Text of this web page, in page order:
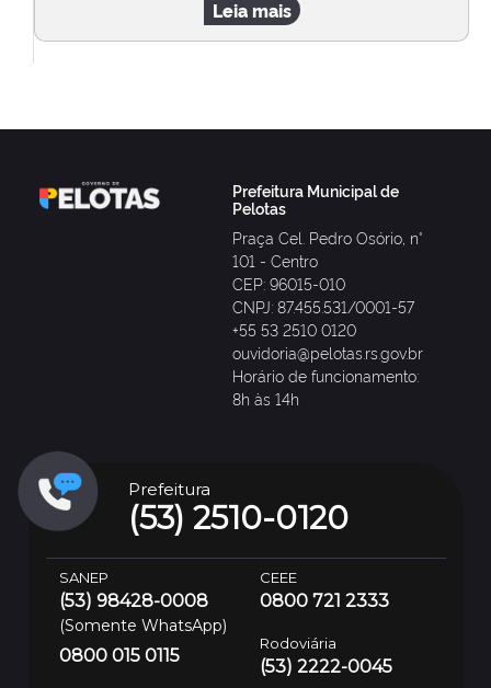
Leia mais
Prefeitura Municipal de
Pelotas
Praça Cel. Pedro Osório, n°
101 - Centro
CEP: 96015-010
CNPJ: 87.455.531/0001-57
+55 53 2510 0120
ouvidoria@pelotas.rs.gov.br
Horário de funcionamento:
8h às 14h
Prefeitura
(53) 2510-0120
SANEP
(53) 98428-0008
(Somente WhatsApp)
0800 015 0115
CEEE
0800 721 2333
Rodoviária
(53) 2222-0045